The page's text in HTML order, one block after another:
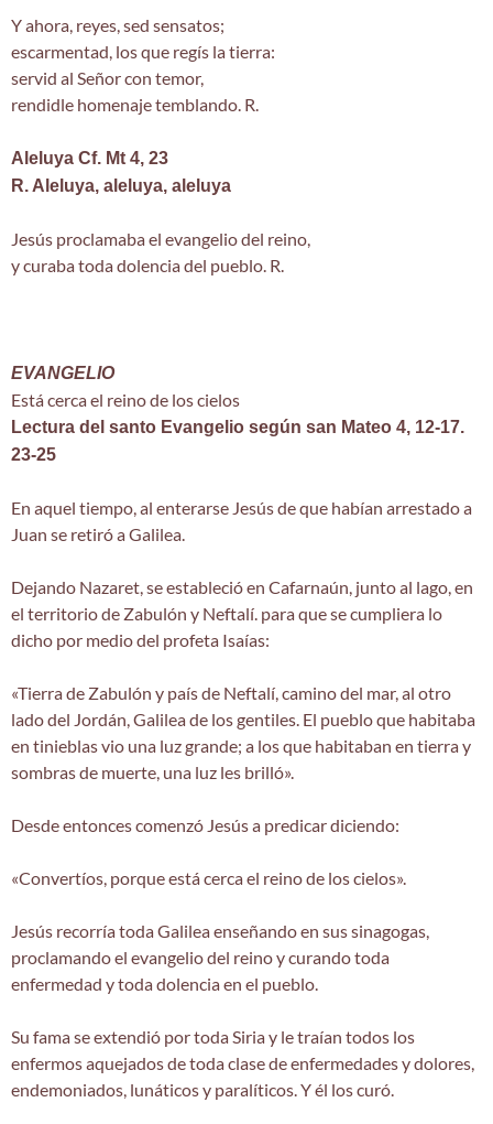
Y ahora, reyes, sed sensatos;
escarmentad, los que regís la tierra:
servid al Señor con temor,
rendidle homenaje temblando. R.
Aleluya Cf. Mt 4, 23
R. Aleluya, aleluya, aleluya
Jesús proclamaba el evangelio del reino,
y curaba toda dolencia del pueblo. R.
EVANGELIO
Está cerca el reino de los cielos
Lectura del santo Evangelio según san Mateo 4, 12-17.
23-25
En aquel tiempo, al enterarse Jesús de que habían arrestado a
Juan se retiró a Galilea.
Dejando Nazaret, se estableció en Cafarnaún, junto al lago, en
el territorio de Zabulón y Neftalí. para que se cumpliera lo
dicho por medio del profeta Isaías:
«Tierra de Zabulón y país de Neftalí, camino del mar, al otro
lado del Jordán, Galilea de los gentiles. El pueblo que habitaba
en tinieblas vio una luz grande; a los que habitaban en tierra y
sombras de muerte, una luz les brilló».
Desde entonces comenzó Jesús a predicar diciendo:
«Convertíos, porque está cerca el reino de los cielos».
Jesús recorría toda Galilea enseñando en sus sinagogas,
proclamando el evangelio del reino y curando toda
enfermedad y toda dolencia en el pueblo.
Su fama se extendió por toda Siria y le traían todos los
enfermos aquejados de toda clase de enfermedades y dolores,
endemoniados, lunáticos y paralíticos. Y él los curó.